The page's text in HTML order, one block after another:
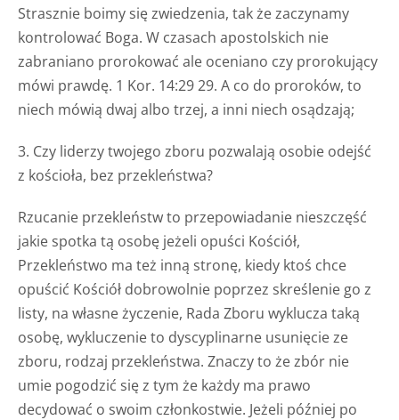
Strasznie boimy się zwiedzenia, tak że zaczynamy
kontrolować Boga. W czasach apostolskich nie
zabraniano prorokować ale oceniano czy prorokujący
mówi prawdę. 1 Kor. 14:29 29. A co do proroków, to
niech mówią dwaj albo trzej, a inni niech osądzają;
3. Czy liderzy twojego zboru pozwalają osobie odejść
z kościoła, bez przekleństwa?
Rzucanie przekleństw to przepowiadanie nieszczęść
jakie spotka tą osobę jeżeli opuści Kościół,
Przekleństwo ma też inną stronę, kiedy ktoś chce
opuścić Kościół dobrowolnie poprzez skreślenie go z
listy, na własne życzenie, Rada Zboru wyklucza taką
osobę, wykluczenie to dyscyplinarne usunięcie ze
zboru, rodzaj przekleństwa. Znaczy to że zbór nie
umie pogodzić się z tym że każdy ma prawo
decydować o swoim członkostwie. Jeżeli później po